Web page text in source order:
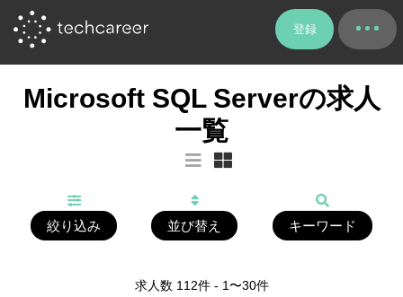
登録
Microsoft SQL Serverの求人
一覧
絞り込み 並び替え キーワード
求人数 112件 - 1〜30件